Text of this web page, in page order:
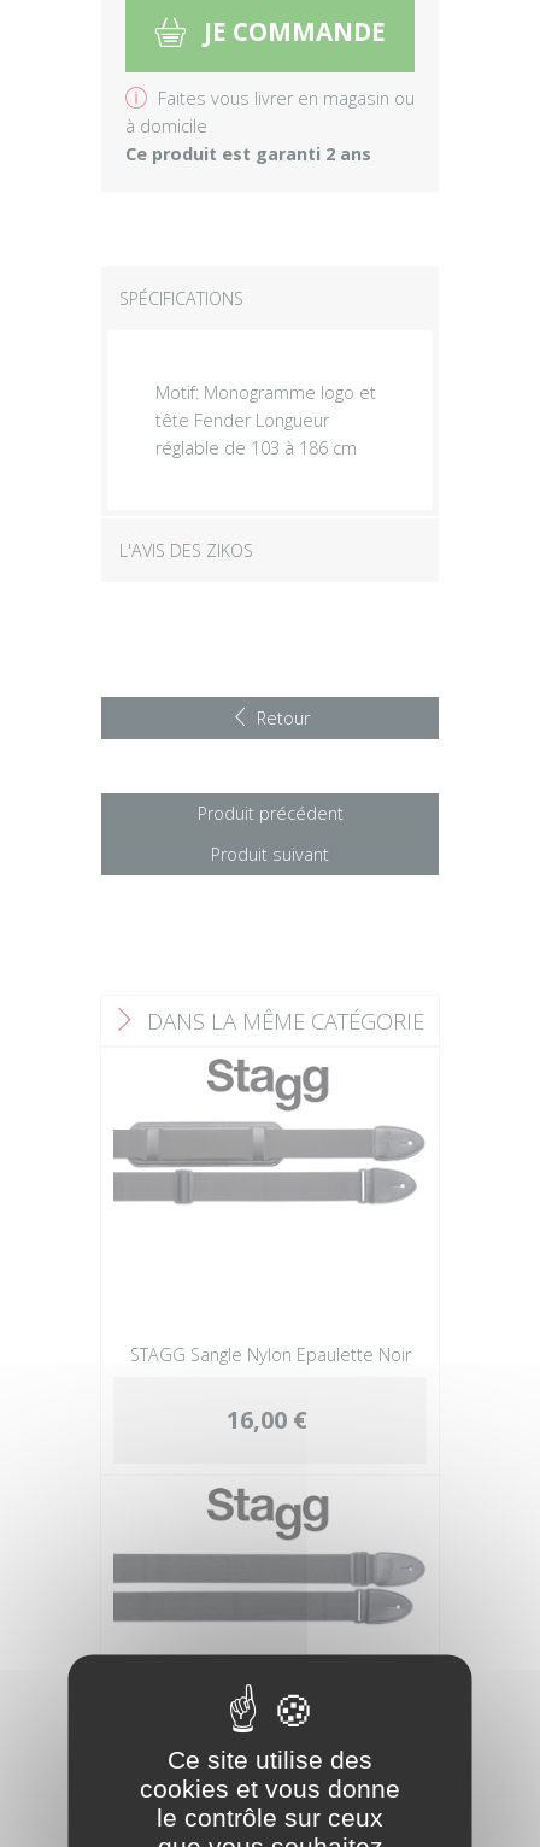
5 JE COMMANDE
v Faites vous livrer en magasin ou
à domicile
Ce produit est garanti 2 ans
SPÉCIFICATIONS
Motif: Monogramme logo et
tête Fender Longueur
réglable de 103 à 186 cm
L'AVIS DES ZIKOS
Retour
Produit précédent
Produit suivant
F DANS LA MÊME CATÉGORIE
STAGG Sangle Nylon Epaulette Noir
16,00 €
STAGG COURROIE
GUIT.NYLON/5cm/NOIR/L
Ce site utilise des
cookies et vous donne
le contrôle sur ceux